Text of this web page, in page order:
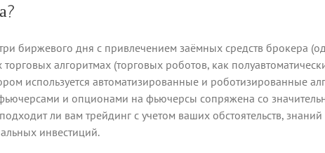
биржевого дня с привлечением заёмных средств брокера
алгоритмах (торговых роботов, как
используется автоматизированные и роботизированные
и опционами на фьючерсы сопряжена со
ли вам трейдинг с учетом ваших обстоятельств,
инвестиций.